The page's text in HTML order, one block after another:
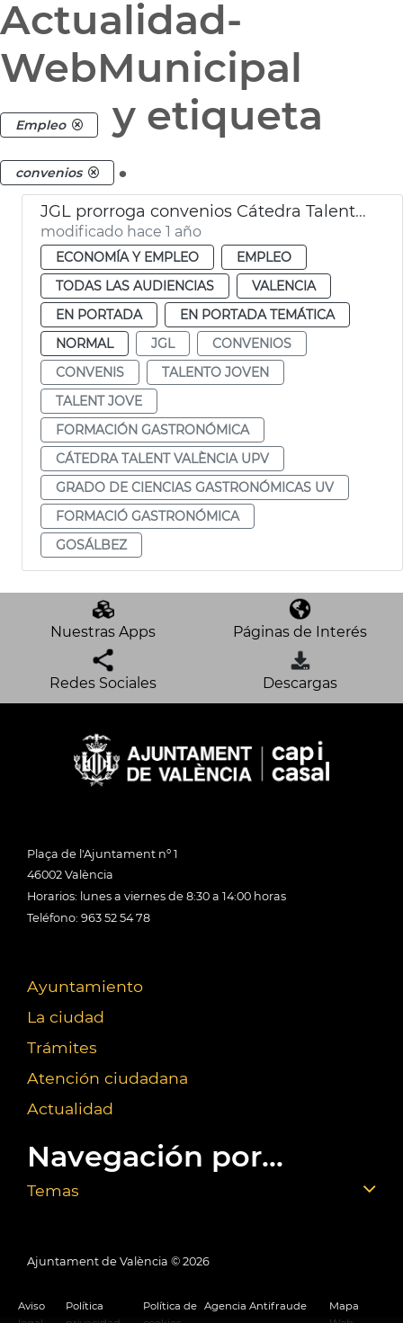
Actualidad-
WebMunicipal
Empleo y etiqueta
convenios .
JGL prorroga convenios Cátedra Talent València UPV y grado de Ciencias Gastronómicas UV
modificado hace 1 año
ECONOMÍA Y EMPLEO
EMPLEO
TODAS LAS AUDIENCIAS
VALENCIA
EN PORTADA
EN PORTADA TEMÁTICA
NORMAL
JGL
CONVENIOS
CONVENIS
TALENTO JOVEN
TALENT JOVE
FORMACIÓN GASTRONÓMICA
CÁTEDRA TALENT VALÈNCIA UPV
GRADO DE CIENCIAS GASTRONÓMICAS UV
FORMACIÓ GASTRONÓMICA
GOSÁLBEZ
Nuestras Apps Páginas de Interés
Redes Sociales Descargas
Plaça de l'Ajuntament nº 1
46002 València
Horarios: lunes a viernes de 8:30 a 14:00 horas
Teléfono: 963 52 54 78
Ayuntamiento
La ciudad
Trámites
Atención ciudadana
Actualidad
Navegación por...
Temas
Ajuntament de València © 2026
Aviso
Política
Política de Agencia Antifraude
Mapa